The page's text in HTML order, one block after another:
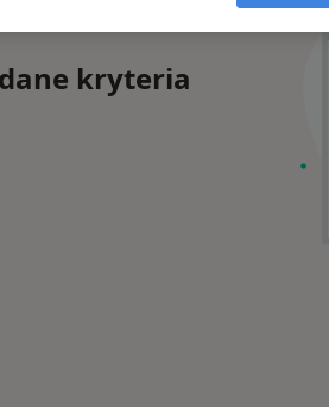
kryteria